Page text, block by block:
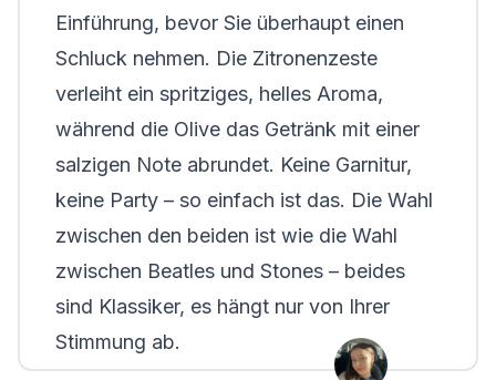
Einführung, bevor Sie überhaupt einen
Schluck nehmen. Die Zitronenzeste
verleiht ein spritziges, helles Aroma,
während die Olive das Getränk mit einer
salzigen Note abrundet. Keine Garnitur,
keine Party – so einfach ist das. Die Wahl
zwischen den beiden ist wie die Wahl
zwischen Beatles und Stones – beides
sind Klassiker, es hängt nur von Ihrer
Stimmung ab.